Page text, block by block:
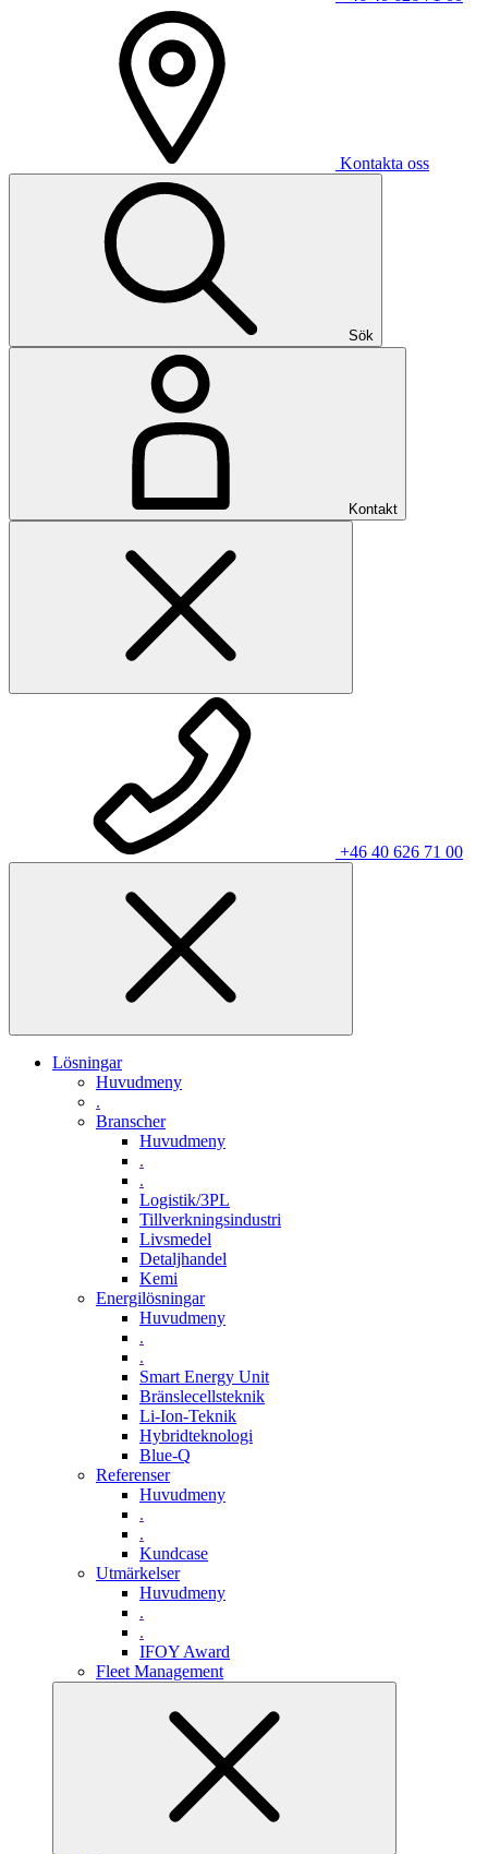
Kontakta oss
Sök
Kontakt
+46 40 626 71 00
Lösningar
Huvudmeny
.
Branscher
Huvudmeny
.
.
Logistik/3PL
Tillverkningsindustri
Livsmedel
Detaljhandel
Kemi
Energilösningar
Huvudmeny
.
.
Smart Energy Unit
Bränslecellsteknik
Li-Ion-Teknik
Hybridteknologi
Blue-Q
Referenser
Huvudmeny
.
.
Kundcase
Utmärkelser
Huvudmeny
.
.
IFOY Award
Fleet Management